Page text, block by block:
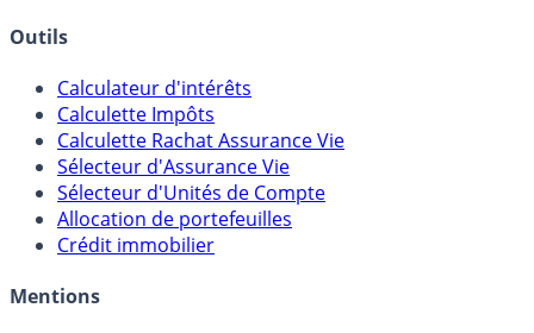
Outils
Calculateur d'intérêts
Calculette Impôts
Calculette Rachat Assurance Vie
Sélecteur d'Assurance Vie
Sélecteur d'Unités de Compte
Allocation de portefeuilles
Crédit immobilier
Mentions